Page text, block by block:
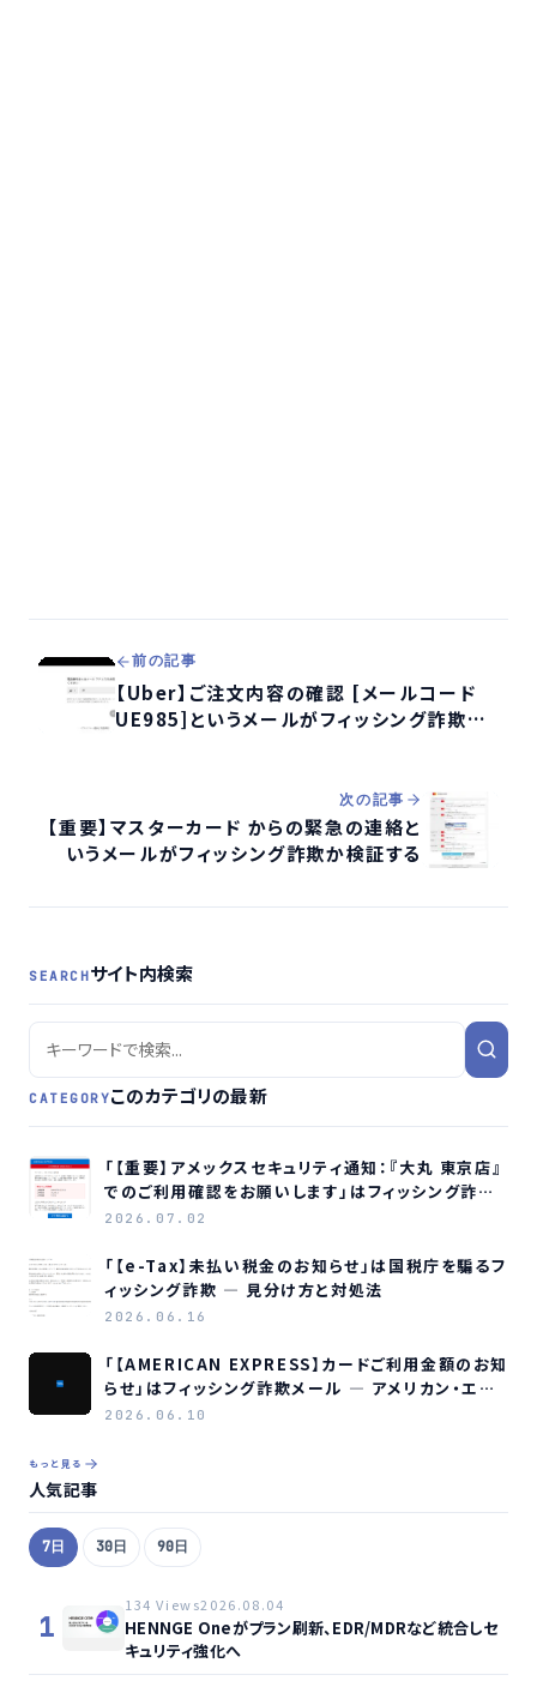
前の記事
【Uber】ご注文内容の確認 [メールコード
UE985]というメールがフィッシング詐欺か
次の記事
【重要】マスターカード からの緊急の連絡と
いうメールがフィッシング詐欺か検証する
SEARCHサイト内検索
CATEGORYこのカテゴリの最新
「【重要】アメックスセキュリティ通知：『大丸 東京店』
でのご利用確認をお願いします」はフィッシング詐欺
メールです
2026.07.02
「【e-Tax】未払い税金のお知らせ」は国税庁を騙るフ
ィッシング詐欺 ― 見分け方と対処法
2026.06.16
「【AMERICAN EXPRESS】カードご利用金額のお知
らせ」はフィッシング詐欺メール ― アメリカン・エキ
スプレスを装う偽メールの見分け方
2026.06.10
もっと見る
人気記事
7日 30日 90日
1
134 Views2026.08.04
HENNGE Oneがプラン刷新、EDR/MDRなど統合しセ
キュリティ強化へ